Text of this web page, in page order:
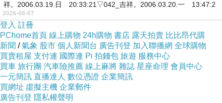
祥。2006.03.19.日 20:33:21▽042_吉祥。2006.03.20.一 13:47:2
2026-08-07
登入 註冊
PChome首頁 線上購物 24h購物 書店 露天拍賣 比比昂代購
新聞 /氣象 股市 個人新聞台 廣告刊登 加入聯播網 全球購物
買賣租屋 支付連 國際連 Pi 拍錢包 旅遊 服務中心
買車 旅行團 汽車險推薦 線上麻將 雜誌 星座命理 會員中心
一元簡訊 直播達人 數位憑證 企業簡訊
買網址 虛擬主機 企業郵件
廣告刊登 隱私權聲明